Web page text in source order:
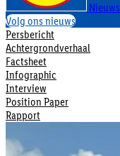
Nieuws
Volg ons nieuws
Persbericht
Achtergrondverhaal
Factsheet
Infographic
Interview
Position Paper
Rapport